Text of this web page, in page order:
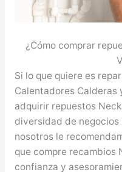
¿Cómo comprar
Si lo que quiere es
Calentadores Calderas
adquirir repuestos
diversidad de negocios
nosotros le
que compre recambios
confianza y